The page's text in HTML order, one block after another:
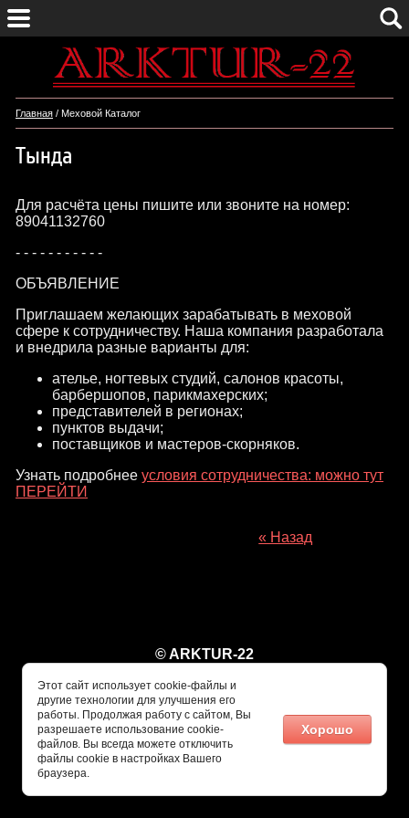
Главная / Меховой Каталог
Тында
Для расчёта цены пишите или звоните на номер:
89041132760
- - - - - - - - - - -
ОБЪЯВЛЕНИЕ
Приглашаем желающих зарабатывать в меховой
сфере к сотрудничеству. Наша компания разработала
и внедрила разные варианты для:
ателье, ногтевых студий, салонов красоты,
барбершопов, парикмахерских;
представителей в регионах;
пунктов выдачи;
поставщиков и мастеров-скорняков.
Узнать подробнее условия сотрудничества: можно тут
ПЕРЕЙТИ
« Назад
© ARKTUR-22
Этот сайт использует cookie-файлы и
другие технологии для улучшения его
работы. Продолжая работу с сайтом, Вы
разрешаете использование cookie-
файлов. Вы всегда можете отключить
файлы cookie в настройках Вашего
браузера.
Хорошо